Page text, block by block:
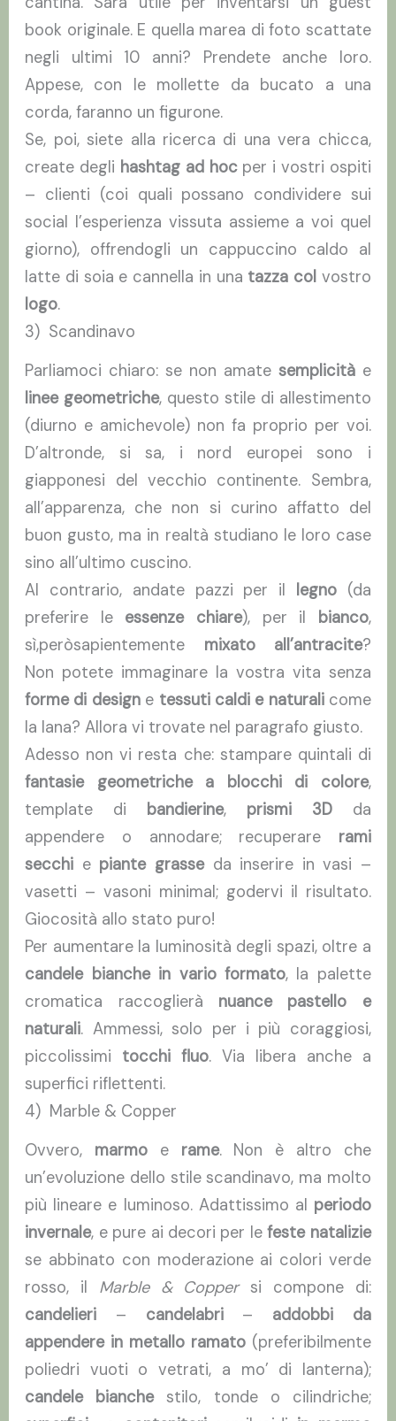
book originale. E quella marea di foto scattate
negli ultimi 10 anni? Prendete anche loro.
Appese, con le mollette da bucato a una
corda, faranno un figurone.
Se, poi, siete alla ricerca di una vera chicca,
create degli hashtag ad hocper i vostri ospiti
– clienti (coi quali possano condividere sui
social l’esperienza vissuta assieme a voi quel
giorno), offrendogli un cappuccino caldo al
latte di soia e cannella in una tazza col vostro
logo.
3) Scandinavo
Parliamoci chiaro: se non amate semplicitàe
linee geometriche, questo stile di allestimento
(diurno e amichevole) non fa proprio per voi.
D’altronde, si sa, i nord europei sono i
giapponesi del vecchio continente. Sembra,
all’apparenza, che non si curino affatto del
buon gusto, ma in realtà studiano le loro case
sino all’ultimo cuscino.
Al contrario, andate pazzi per il legno (da
preferire le essenze chiare), per il bianco,
sì,peròsapientemente mixato all’antracite?
Non potete immaginare la vostra vita senza
forme di designe tessuti caldi e naturalicome
la lana? Allora vi trovate nel paragrafo giusto.
Adesso non vi resta che: stampare quintali di
fantasie geometriche a blocchi di colore,
template di bandierine, prismi 3Dda
appendere o annodare; recuperare rami
secchi e piante grasseda inserire in vasi –
vasetti – vasoni minimal; godervi il risultato.
Giocosità allo stato puro!
Per aumentare la luminosità degli spazi, oltre a
candele bianche in vario formato, la palette
cromatica raccoglierà nuance pastello e
naturali. Ammessi, solo per i più coraggiosi,
piccolissimi tocchi fluo. Via libera anche a
superfici riflettenti.
4) Marble & Copper
Ovvero, marmoe rame. Non è altro che
un’evoluzione dello stile scandinavo, ma molto
più lineare e luminoso. Adattissimo al periodo
invernale, e pure ai decori per lefeste natalizie
se abbinato con moderazione ai colori verde
rosso, il Marble & Coppersi compone di:
candelieri – candelabri– addobbi da
appendere in metallo ramato(preferibilmente
poliedri vuoti o vetrati, a mo’ di lanterna);
candele bianchestilo, tonde o cilindriche;